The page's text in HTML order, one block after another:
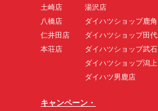
土崎店
八橋店
仁井田店
本荘店
湯沢店
ダイハツショップ鹿角
ダイハツショップ田代
ダイハツショップ武石
ダイハツショップ潟上
ダイハツ男鹿店
キャンペーン・